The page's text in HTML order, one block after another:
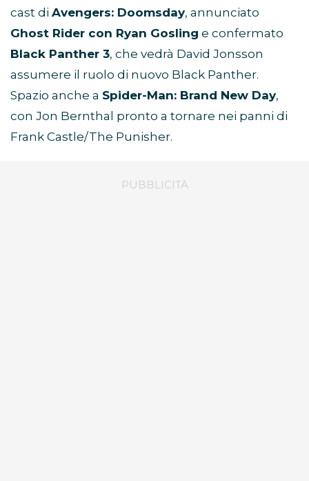
cast di Avengers: Doomsday, annunciato
Ghost Rider con Ryan Gosling e confermato
Black Panther 3, che vedrà David Jonsson
assumere il ruolo di nuovo Black Panther.
Spazio anche a Spider-Man: Brand New Day,
con Jon Bernthal pronto a tornare nei panni di
Frank Castle/The Punisher.